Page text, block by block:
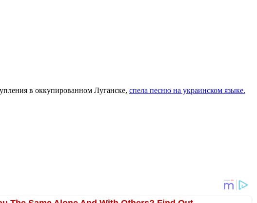
в оккупированном Луганске, спела песню на украинском языке.